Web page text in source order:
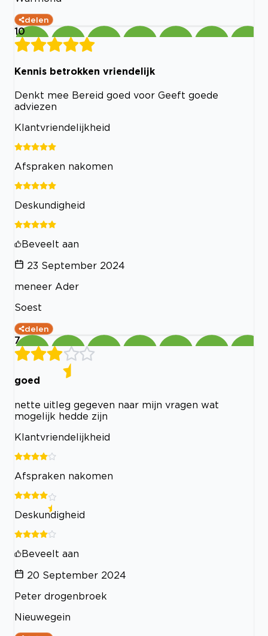
delen
10
Kennis betrokken vriendelijk
Denkt mee Bereid goed voor Geeft goede
adviezen
Klantvriendelijkheid
Afspraken nakomen
Deskundigheid
Beveelt aan
23 September 2024
meneer Ader
Soest
delen
7
goed
nette uitleg gegeven naar mijn vragen wat
mogelijk hedde zijn
Klantvriendelijkheid
Afspraken nakomen
Deskundigheid
Beveelt aan
20 September 2024
Peter drogenbroek
Nieuwegein